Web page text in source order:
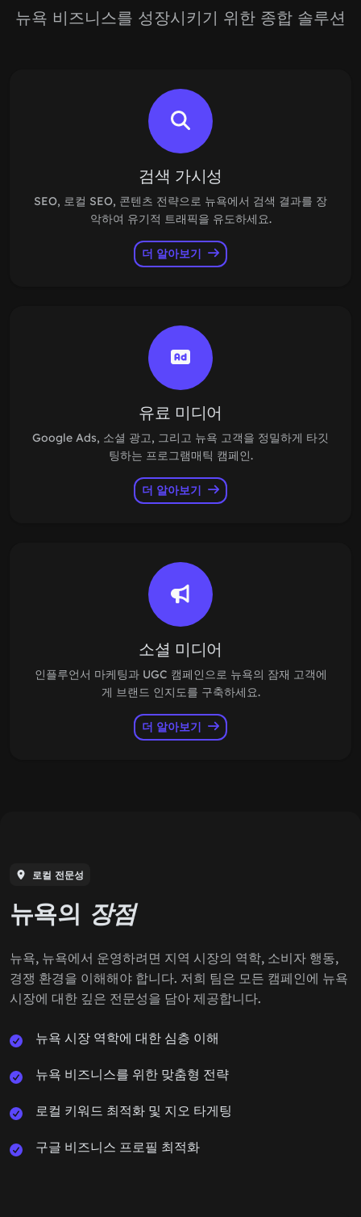
뉴욕 비즈니스를 성장시키기 위한 종합 솔루션
검색 가시성
SEO, 로컬 SEO, 콘텐츠 전략으로 뉴욕에서 검색 결과를 장
악하여 유기적 트래픽을 유도하세요.
더 알아보기
유료 미디어
Google Ads, 소셜 광고, 그리고 뉴욕 고객을 정밀하게 타깃
팅하는 프로그램매틱 캠페인.
더 알아보기
소셜 미디어
인플루언서 마케팅과 UGC 캠페인으로 뉴욕의 잠재 고객에
게 브랜드 인지도를 구축하세요.
더 알아보기
로컬 전문성
뉴욕의 장점
뉴욕, 뉴욕에서 운영하려면 지역 시장의 역학, 소비자 행동,
경쟁 환경을 이해해야 합니다. 저희 팀은 모든 캠페인에 뉴욕
시장에 대한 깊은 전문성을 담아 제공합니다.
뉴욕 시장 역학에 대한 심층 이해
뉴욕 비즈니스를 위한 맞춤형 전략
로컬 키워드 최적화 및 지오 타게팅
구글 비즈니스 프로필 최적화